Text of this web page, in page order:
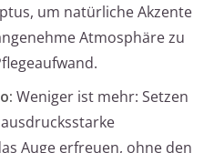
um natürliche Akzente
Atmosphäre zu
Weniger ist mehr: Setzen
Auge erfreuen, ohne den